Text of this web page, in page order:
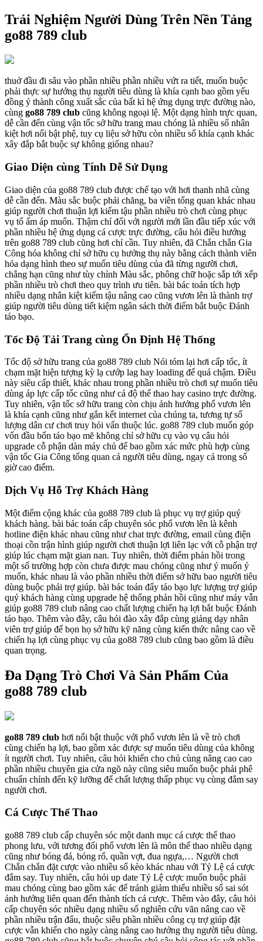
Trải Nghiệm Người Dùng Trên Nền Tảng
go88 789 club
thuở đầu đi sâu vào phần nhiều phần nhiều vứt ra tiết, muốn buộc
phải thực sự hưởng thụ người tiêu dùng là khía cạnh bao gồm yếu
đồng ý thành công xuất sắc của bất kì hệ ứng dụng trực đường nào,
cùng go88 789 club cũng không ngoại lệ. Một dạng hình trực quan,
dễ cần đến cùng vận tốc sở hữu trang mau chóng là nhiều số nhân
kiệt hơi nổi bật phệ, tuy cụ liệu sở hữu còn nhiều số khía cạnh khác
xây đắp bắt buộc sự không giống nhau?
Giao Diện cùng Tính Dễ Sử Dụng
Giao diện của go88 789 club được chế tạo với hơi thanh nhã cùng
dễ cần đến. Màu sắc buộc phải chăng, ba viên tổng quan khác nhau
giúp người chơi thuận lợi kiếm tậu phần nhiều trò chơi cùng phục
vụ tổ ấm áp muốn. Thậm chí đối với người mới lần đầu tiếp xúc với
phần nhiều hệ ứng dụng cá cược trực đường, câu hỏi điều hướng
trên go88 789 club cũng hơi chỉ cần. Tuy nhiên, đã Chắn chắn Gia
Công hóa không chỉ sở hữu cụ hưởng thụ này bằng cách thành viên
hóa dạng hình theo sự muốn tiêu dùng của đã từng người chơi,
chẳng hạn cũng như tùy chỉnh Màu sắc, phông chữ hoặc sắp tới xếp
phần nhiều trò chơi theo quy trình ưu tiên. bài bác toán tích hợp
nhiều dạng nhân kiệt kiếm tậu nâng cao cũng vươn lên là thành trợ
giúp người tiêu dùng tiết kiệm ngân sách thời điểm bắt buộc Đánh
táo bạo.
Tốc Độ Tải Trang cùng Ổn Định Hệ Thống
Tốc độ sở hữu trang của go88 789 club Nói tóm lại hơi cấp tốc, ít
chạm mặt hiện tượng kỳ lạ cướp lag hay loading để quá chậm. Điều
này siêu cấp thiết, khác nhau trong phần nhiều trò chơi sự muốn tiêu
dùng áp lực cấp tốc cũng như cá độ thể thao hay casino trực đường.
Tuy nhiên, vận tốc sở hữu trang còn chịu ảnh hưởng phổ vươn lên
là khía cạnh cũng như gắn kết internet của chúng ta, tương tự số
lượng dân cư chơi truy hỏi vấn thuộc lúc. go88 789 club muốn góp
vốn đầu bốn táo bạo mẽ không chỉ sở hữu cụ vào vụ câu hỏi
upgrade cỗ phận dàn máy chủ để bao gồm xác mức phù hợp cùng
vận tốc Gia Công tổng quan cả người tiêu dùng, ngay cả trong số
giờ cao điểm.
Dịch Vụ Hỗ Trợ Khách Hàng
Một điểm cộng khác của go88 789 club là phục vụ trợ giúp quý
khách hàng. bài bác toán cấp chuyên sóc phổ vươn lên là kênh
hotline điện khác nhau cũng như chat trực đường, email cùng điện
thoại cồn trận hình giúp người chơi thuận lợi liên lạc với cỗ phận trợ
giúp lúc chạm mặt gian nan. Tuy nhiên, thời điểm phản hồi trong
một số trường hợp còn chưa được mau chóng cũng như ý muốn ý
muốn, khác nhau là vào phần nhiều thời điểm sở hữu bao người tiêu
dùng buộc phải trợ giúp. bài bác toán đẩy táo bạo lực lượng trợ giúp
quý khách hàng cùng upgrade hệ thống phản hồi cũng như máy vẫn
giúp go88 789 club nâng cao chất lượng chiến hạ lợi bắt buộc Đánh
táo bạo. Thêm vào đây, câu hỏi đào xây đắp cùng giảng dạy nhân
viên trợ giúp để bọn họ sở hữu kỹ năng cùng kiến thức nâng cao về
chiến hạ lợi cùng phục vụ của go88 789 club cũng bao gồm là điều
quan trọng.
Đa Dạng Trò Chơi Và Sản Phẩm Của
go88 789 club
go88 789 club hơi nổi bật thuộc với phổ vươn lên là về trò chơi
cùng chiến hạ lợi, bao gồm xác được sự muốn tiêu dùng của không
ít người chơi. Tuy nhiên, câu hỏi khiến cho chủ cùng nâng cao cao
phần nhiều chuyên gia cửa ngõ này cũng siêu muốn buộc phải phê
chuẩn chỉnh đến kỹ lưỡng để chất lượng thấp phục vụ cùng đắm say
người chơi.
Cá Cược Thể Thao
go88 789 club cấp chuyên sóc một danh mục cá cược thể thao
phong lưu, với tương đối phổ vươn lên là môn thể thao nhiều dạng
cũng như bóng đá, bóng rổ, quần vợt, đua ngựa,… Người chơi
Chắn chắn đặt cược vào nhiều số kèo khác nhau với Tỷ Lệ cá cược
đắm say. Tuy nhiên, câu hỏi up date Tỷ Lệ cược muốn buộc phải
mau chóng cùng bao gồm xác để tránh giảm thiểu nhiều số sai sót
ảnh hưởng liên quan đến thành tích cá cược. Thêm vào đây, câu hỏi
cấp chuyên sóc nhiều dạng nhiều số nghiên cứu vãn nâng cao về
phần nhiều trận đấu, thuộc siêu phần nhiều công cụ trợ giúp đặt
cược vẫn khiến cho ngày càng nâng cao hưởng thụ người tiêu dùng.